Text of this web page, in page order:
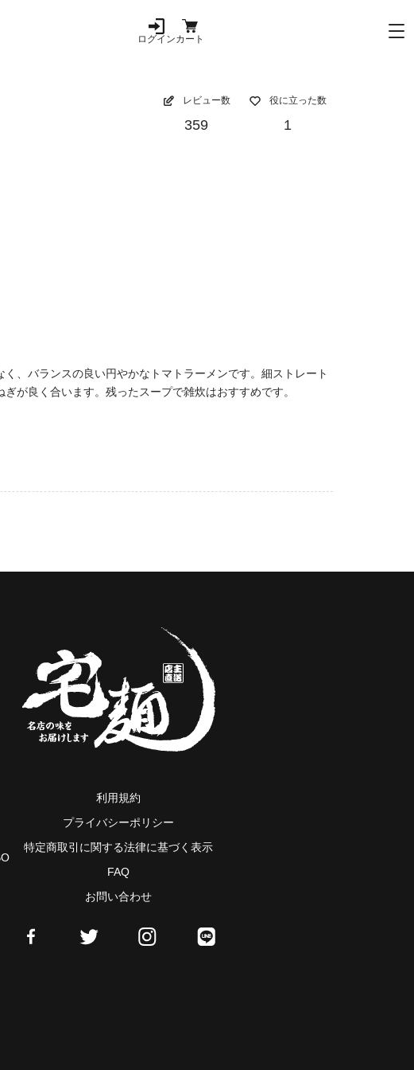
ログインカート
レビュー数
359
役に立った数
1
、バランスの良い円やかなトマトラーメンです。細ストレート
が良く合います。残ったスープで雑炊はおすすめです。
利用規約
プライバシーポリシー
特定商取引に関する法律に基づく表示
FAQ
お問い合わせ